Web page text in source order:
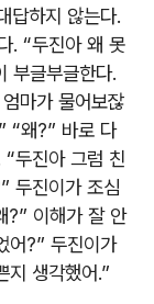
답하지 않는다.
. “두진아 왜 못
부글부글한다.
마가 물어보잖
“왜?” 바로 다
두진아 그럼 친
두진이가 조심
?” 이해가 잘 안
어?” 두진이가
지 생각했어.”